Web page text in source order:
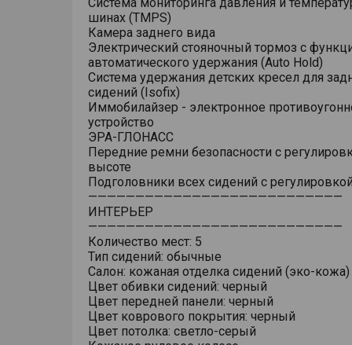
шинах (TMPS)
Камера заднего вида
Электрический стояночный тормоз с
автоматического удержания (Auto Hold)
Система удержания детских кресел для
сидений (Isofix)
Иммобилайзер - электронное
устройство
ЭРА-ГЛОНАСС
Передние ремни безопасности с
высоте
Подголовники всех сидений с
———————————————————————————
ИНТЕРЬЕР
———————————————————————————
Количество мест: 5
Тип сидений: обычные
Салон: кожаная отделка сидений (эко-кожа)
Цвет обивки сидений: черный
Цвет передней панели: черный
Цвет коврового покрытия: черный
Цвет потолка: светло-серый